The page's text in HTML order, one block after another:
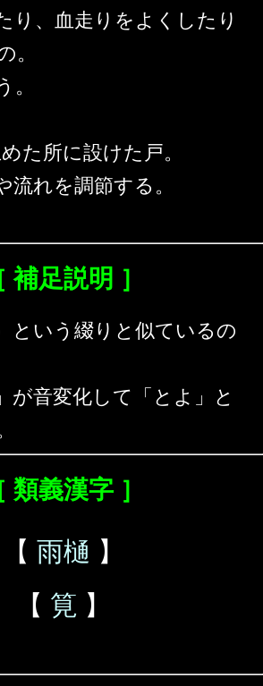
り、血走りをよくしたり
。
。
た所に設けた戸。
流れを調節する。
補足説明 ］
という綴りと似ているの
が音変化して「とよ」と
類義漢字 ］
【 雨樋 】
【 筧 】